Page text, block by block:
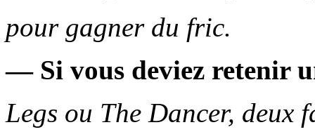
pour gagner du fric.
— Si vous deviez retenir
Legs ou The Dancer, deux